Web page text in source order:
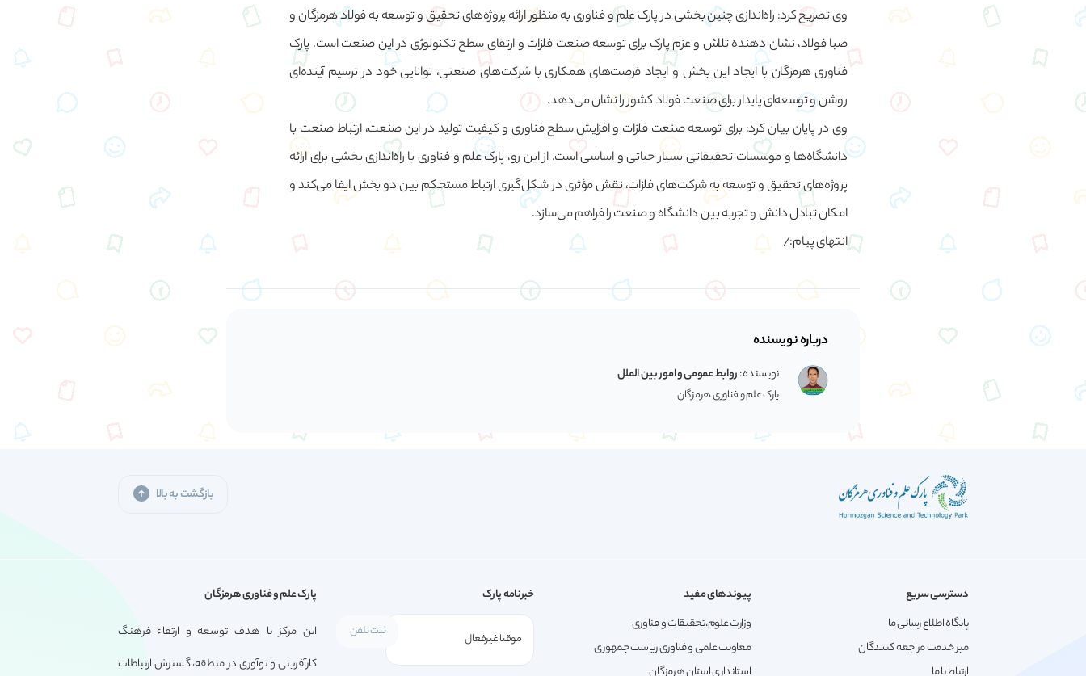
وی تصریح کرد: راه‌اندازی چنین بخشی در پارک علم و فناوری به منظور ارائه پروژه‌های تحقیق و توسعه به فولاد هرمزگان و
صبا فولاد، نشان دهنده تلاش و عزم پارک برای توسعه صنعت فلزات و ارتقای سطح تکنولوژی در این صنعت است. پارک
فناوری هرمزگان با ایجاد این بخش و ایجاد فرصت‌های همکاری با شرکت‌های صنعتی، توانایی خود در ترسیم آینده‌ای
روشن و توسعه‌ای پایدار برای صنعت فولاد کشور را نشان می‌دهد.
وی در پایان بیان کرد: برای توسعه صنعت فلزات و افزایش سطح فناوری و کیفیت تولید در این صنعت، ارتباط صنعت با
دانشگاه‌ها و موسسات تحقیقاتی بسیار حیاتی و اساسی است. از این رو، پارک علم و فناوری با راه‌اندازی بخشی برای ارائه
پروژه‌های تحقیق و توسعه به شرکت‌های فلزات، نقش مؤثری در شکل‌گیری ارتباط مستحکم بین دو بخش ایفا می‌کند و
امکان تبادل دانش و تجربه بین دانشگاه و صنعت را فراهم می‌سازد.
انتهای پیام:/
درباره نویسنده
نویسنده :روابط عمومی و امور بین الملل
پارک علم و فناوری هرمزگان
بازگشت به بالا
دسترسی سریع
پایگاه اطلاع رسانی ما
میز خدمت مراجعه کنندگان
پیوندهای مفید
وزارت علوم،تحقیقات و فناوری
معاونت علمی و فناوری ریاست جمهوری
خبرنامه پارک
پارک علم و فناوری هرمزگان
این مرکز با هدف توسعه و ارتقاء فرهنگ
کارآفرینی و نوآوری در منطقه، گسترش ارتباطات